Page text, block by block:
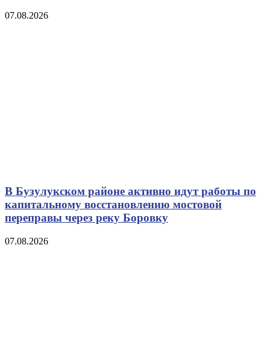
07.08.2026
В Бузулукском районе активно идут работы по
капитальному восстановлению мостовой
переправы через реку Боровку
07.08.2026